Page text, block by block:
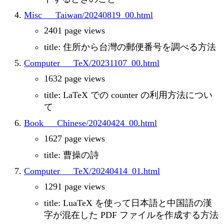
Misc___Taiwan/20240819_00.html
2401 page views
title: 住所から台灣の郵便番号を調べる方法
Computer___TeX/20231107_00.html
1632 page views
title: LaTeX での counter の利用方法につい
て
Book___Chinese/20240424_00.html
1627 page views
title: 曹操の詩
Computer___TeX/20240414_01.html
1291 page views
title: LuaTeX を使って日本語と中国語の漢
字が混在した PDF ファイルを作成する方法